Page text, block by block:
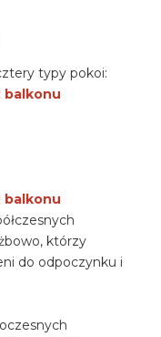
typy pokoi:
balkonu
balkonu
którzy
do odpoczynku i